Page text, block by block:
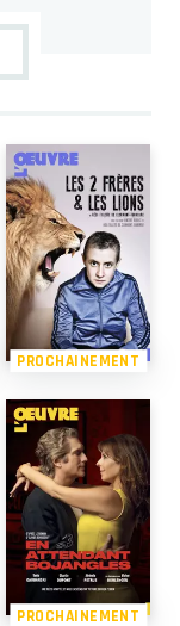
PROCHAINEMENT
PROCHAINEMENT